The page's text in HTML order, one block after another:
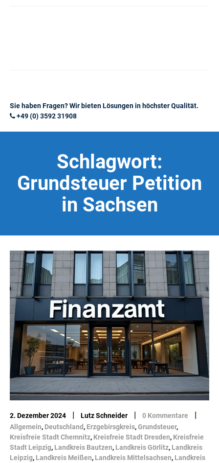
Sie haben Fragen? Wir bieten Lösungen in höchster Qualität.
+49 (0) 3592 31908
Schlagwort:
Grundsteuer Petition
in Sachsen
2. Dezember 2024 | Lutz Schneider | 0 Kommentare |
Allgemein, Deutschland , Erzgebirsgkreis,Grundsteuer,
Kreisfreie Stadt Chemnitz, Kreisfreie Stadt Dresden, Kreisfreie
Stadt Leipzig, Landkreis Bautzen, Landkreis Görlitz, Landkreis
Leipzig, Landkreis Meißen, Landkreis Mittelsachsen, Landkreis